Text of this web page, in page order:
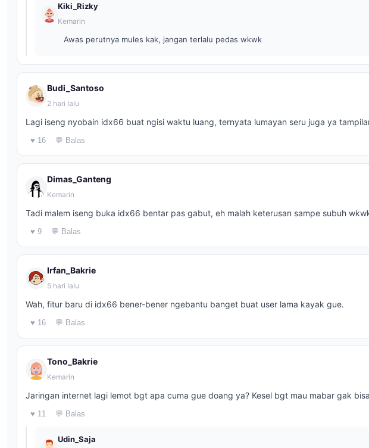
Kiki_Rizky
Kemarin
Awas perutnya mules kak, jangan terlalu pedas wkwk
Budi_Santoso
2 hari lalu
Lagi iseng nyobain idx66 buat ngisi waktu luang, ternyata lumayan seru juga ya
♥ 16 💬 Balas
Dimas_Ganteng
Kemarin
Tadi malem iseng buka idx66 bentar pas gabut, eh malah keterusan sampe subuh
♥ 9 💬 Balas
Irfan_Bakrie
5 hari lalu
Wah, fitur baru di idx66 bener-bener ngebantu banget buat user lama kayak gue.
♥ 16 💬 Balas
Tono_Bakrie
Kemarin
Jaringan internet lagi lemot bgt apa cuma gue doang ya? Kesel bgt mau mabar gak
♥ 11 💬 Balas
Udin_Saja